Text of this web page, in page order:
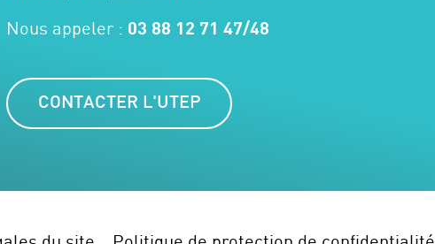
Nous appeler : 03 88 12 71 47/48
CONTACTER L'UTEP